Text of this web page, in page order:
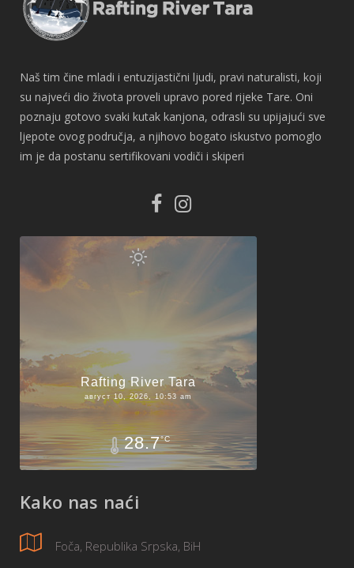
Naš tim čine mladi i entuzijastični ljudi, pravi naturalisti, koji
su najveći dio života proveli upravo pored rijeke Tare. Oni
poznaju gotovo svaki kutak kanjona, odrasli su upijajući sve
ljepote ovog područja, a njihovo bogato iskustvo pomoglo
im je da postanu sertifikovani vodiči i skiperi
Rafting River Tara
август 10, 2026, 10:53 am
28.7°C
Kako nas naći
Foča, Republika Srpska, BiH